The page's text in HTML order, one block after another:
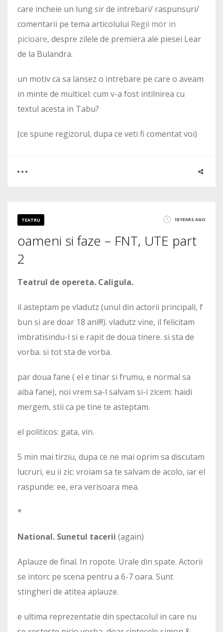
care incheie un lung sir de intrebari/ raspunsuri/
comentarii pe tema articolului Regii mor in
picioare, despre zilele de premiera ale piesei Lear
de la Bulandra.
un motiv ca sa lansez o intrebare pe care o aveam
in minte de multicel: cum v-a fost intilnirea cu
textul acesta in Tabu?
(ce spune regizorul, dupa ce veti fi comentat voi)
TEATRU 18 YEARS AGO
oameni si faze – FNT, UTE part
2
Teatrul de opereta. Caligula.
il asteptam pe vladutz (unul din actorii principali, f
bun si are doar 18 ani!!!). vladutz vine, il felicitam
imbratisindu-l si e rapit de doua tinere. si sta de
vorba. si tot sta de vorba.
par doua fane ( el e tinar si frumu, e normal sa
aiba fane), noi vrem sa-l salvam si-i zicem: haidi
mergem, stii ca pe tine te asteptam.
el politicos: gata, vin.
5 min mai tirziu, dupa ce ne mai oprim sa discutam
lucruri, eu ii zic: vroiam sa te salvam de acolo, iar el
raspunde: ee, era verisoara mea.
*
National. Sunetul tacerii (again)
Aplauze de final. In ropote. Urale din spate. Actorii
se intorc pe scena pentru a 6-7 oara. Sunt
stingheri de atitea aplauze.
e ultima reprezentatie din spectacolul in care nu